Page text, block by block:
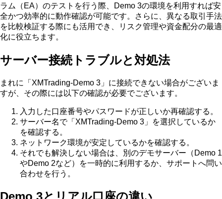
ラム（EA）のテストを行う際、Demo 3の環境を利用すれば安
全かつ効率的に動作確認が可能です。さらに、異なる取引手法
を比較検証する際にも活用でき、リスク管理や資金配分の最適
化に役立ちます。
サーバー接続トラブルと対処法
まれに「XMTrading-Demo 3」に接続できない場合がございま
すが、その際には以下の確認が必要でございます。
入力した口座番号やパスワードが正しいか再確認する。
サーバー名で「XMTrading-Demo 3」を選択しているか
を確認する。
ネットワーク環境が安定しているかを確認する。
それでも解決しない場合は、別のデモサーバー（Demo 1
やDemo 2など）を一時的に利用するか、サポートへ問い
合わせを行う。